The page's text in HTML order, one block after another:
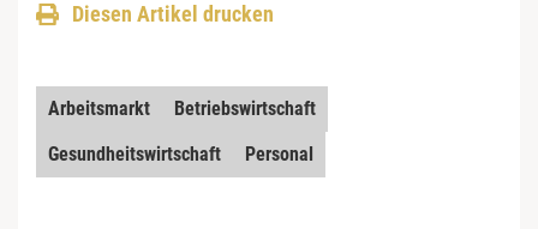
Diesen Artikel drucken
Arbeitsmarkt
Betriebswirtschaft
Gesundheitswirtschaft
Personal